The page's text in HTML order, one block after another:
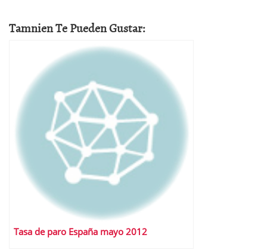
Tamnien Te Pueden Gustar:
Tasa de paro España mayo 2012